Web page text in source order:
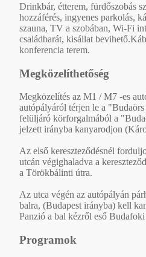
Drinkbár, étterem, fürdőszobás
hozzáférés, ingyenes parkolás,
szauna, TV a szobában, Wi-Fi
családbarát, kisállat
konferencia terem.
Megközelíthetőség
Megközelítés az M1 / M7 -es
autópályáról térjen le a
felüljáró körforgalmából a
jelzett irányba kanyarodjon
Az első kereszteződésnél
utcán végighaladva a
a Törökbálinti útra.
Az utca végén az autópályán
balra, (Budapest irányba) kell
Panzió a bal kézről eső
Programok